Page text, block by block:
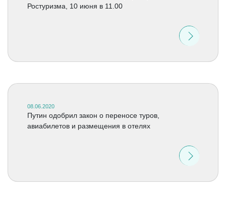
Ростуризма, 10 июня в 11.00
08.06.2020
Путин одобрил закон о переносе туров,
авиабилетов и размещения в отелях